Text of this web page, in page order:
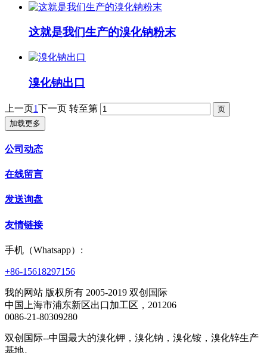
这就是我们生产的溴化钠粉末
溴化钠出口
上一页1下一页 转至第
加载更多
公司动态
在线留言
发送询盘
友情链接
手机（Whatsapp）:
+86-15618297156
我的网站 版权所有 2005-2019 双创国际
中国上海市浦东新区出口加工区，201206
0086-21-80309280
双创国际--中国最大的溴化钾，溴化钠，溴化铵，溴化锌生产
基地。